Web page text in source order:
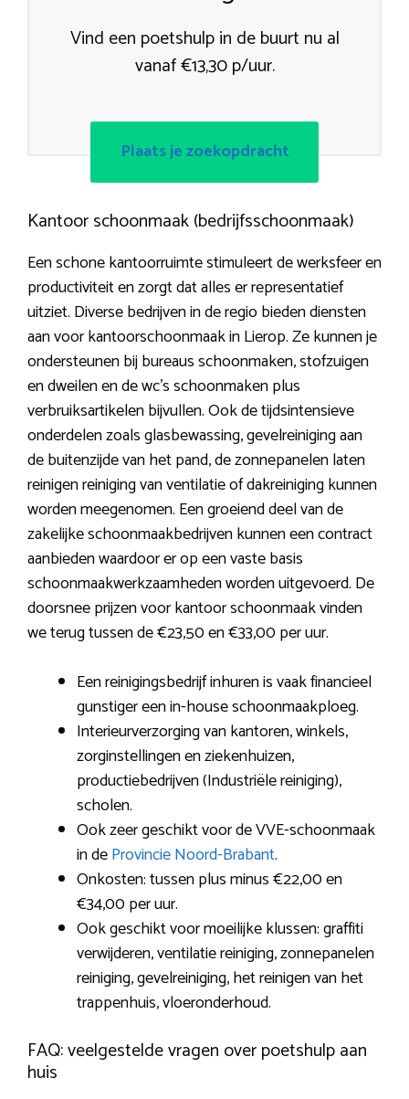
Vind een poetshulp in de buurt nu al
vanaf €13,30 p/uur.
Plaats je zoekopdracht
Kantoor schoonmaak (bedrijfsschoonmaak)
Een schone kantoorruimte stimuleert de werksfeer en
productiviteit en zorgt dat alles er representatief
uitziet. Diverse bedrijven in de regio bieden diensten
aan voor kantoorschoonmaak in Lierop. Ze kunnen je
ondersteunen bij bureaus schoonmaken, stofzuigen
en dweilen en de wc’s schoonmaken plus
verbruiksartikelen bijvullen. Ook de tijdsintensieve
onderdelen zoals glasbewassing, gevelreiniging aan
de buitenzijde van het pand, de zonnepanelen laten
reinigen reiniging van ventilatie of dakreiniging kunnen
worden meegenomen. Een groeiend deel van de
zakelijke schoonmaakbedrijven kunnen een contract
aanbieden waardoor er op een vaste basis
schoonmaakwerkzaamheden worden uitgevoerd. De
doorsnee prijzen voor kantoor schoonmaak vinden
we terug tussen de €23,50 en €33,00 per uur.
Een reinigingsbedrijf inhuren is vaak financieel
gunstiger een in-house schoonmaakploeg.
Interieurverzorging van kantoren, winkels,
zorginstellingen en ziekenhuizen,
productiebedrijven (Industriële reiniging),
scholen.
Ook zeer geschikt voor de VVE-schoonmaak
in deProvincie Noord-Brabant.
Onkosten: tussen plus minus €22,00 en
€34,00 per uur.
Ook geschikt voor moeilijke klussen: graffiti
verwijderen, ventilatie reiniging, zonnepanelen
reiniging, gevelreiniging, het reinigen van het
trappenhuis, vloeronderhoud.
FAQ: veelgestelde vragen over poetshulp aan
huis